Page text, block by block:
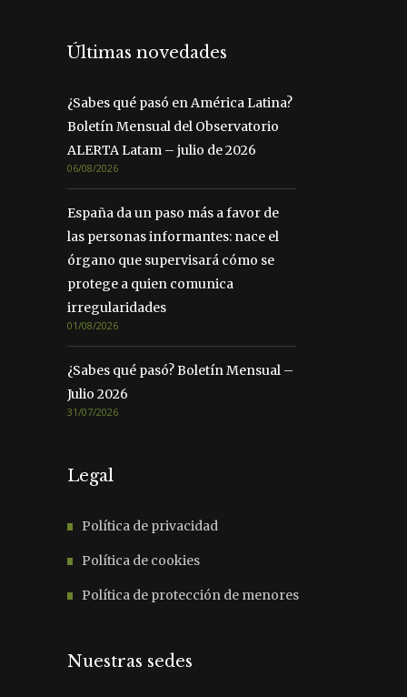
Últimas novedades
¿Sabes qué pasó en América Latina?
Boletín Mensual del Observatorio
ALERTA Latam – julio de 2026
06/08/2026
España da un paso más a favor de
las personas informantes: nace el
órgano que supervisará cómo se
protege a quien comunica
irregularidades
01/08/2026
¿Sabes qué pasó? Boletín Mensual –
Julio 2026
31/07/2026
Legal
Política de privacidad
Política de cookies
Política de protección de menores
Nuestras sedes